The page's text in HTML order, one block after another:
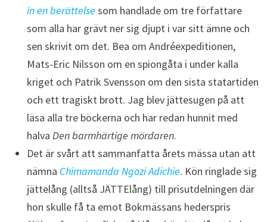
in en berättelse som handlade om tre författare
som alla har grävt ner sig djupt i var sitt ämne och
sen skrivit om det. Bea om Andréexpeditionen,
Mats-Eric Nilsson om en spiongåta i under kalla
kriget och Patrik Svensson om den sista statartiden
och ett tragiskt brott. Jag blev jättesugen på att
läsa alla tre böckerna och har redan hunnit med
halva Den barmhärtige mördaren.
Det är svårt att sammanfatta årets mässa utan att
nämna Chimamanda Ngozi Adichie. Kön ringlade sig
jättelång (alltså JÄTTElång) till prisutdelningen där
hon skulle få ta emot Bokmässans hederspris